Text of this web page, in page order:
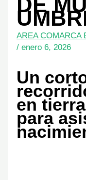
AREA COMARCA
/enero 6, 2026
Un
en
para